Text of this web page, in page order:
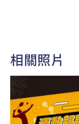
相關照片